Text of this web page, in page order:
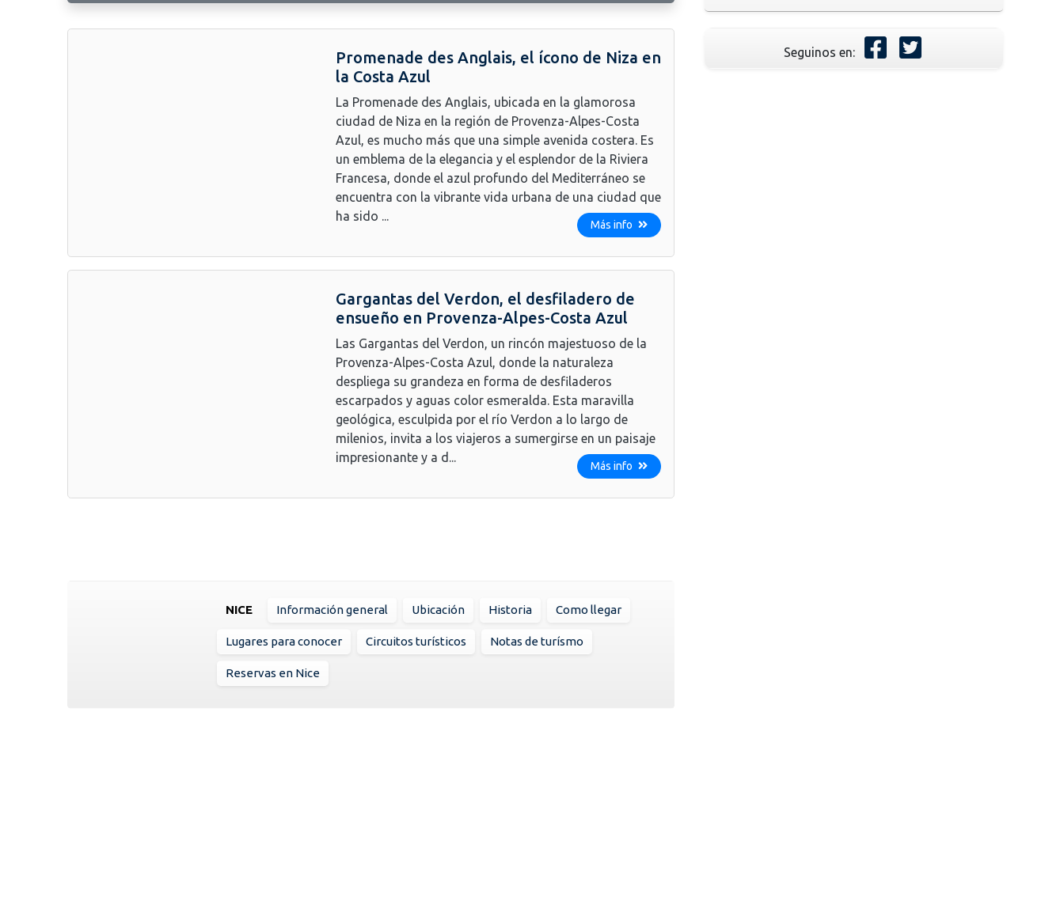
Promenade des Anglais, el ícono de Niza en
la Costa Azul
La Promenade des Anglais, ubicada en la glamorosa
ciudad de Niza en la región de Provenza-Alpes-Costa
Azul, es mucho más que una simple avenida costera. Es
un emblema de la elegancia y el esplendor de la Riviera
Francesa, donde el azul profundo del Mediterráneo se
encuentra con la vibrante vida urbana de una ciudad que
ha sido ...
Más info
Gargantas del Verdon, el desfiladero de
ensueño en Provenza-Alpes-Costa Azul
Las Gargantas del Verdon, un rincón majestuoso de la
Provenza-Alpes-Costa Azul, donde la naturaleza
despliega su grandeza en forma de desfiladeros
escarpados y aguas color esmeralda. Esta maravilla
geológica, esculpida por el río Verdon a lo largo de
milenios, invita a los viajeros a sumergirse en un paisaje
impresionante y a d...
Más info
NICE Información general Ubicación Historia Como llegar
Lugares para conocer Circuitos turísticos Notas de turísmo
Reservas en Nice
Seguinos en: